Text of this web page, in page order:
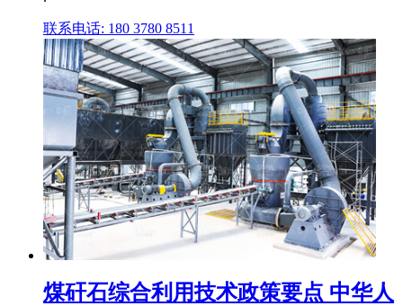
联系电话: 180 3780 8511
煤矸石综合利用技术政策要点 中华人